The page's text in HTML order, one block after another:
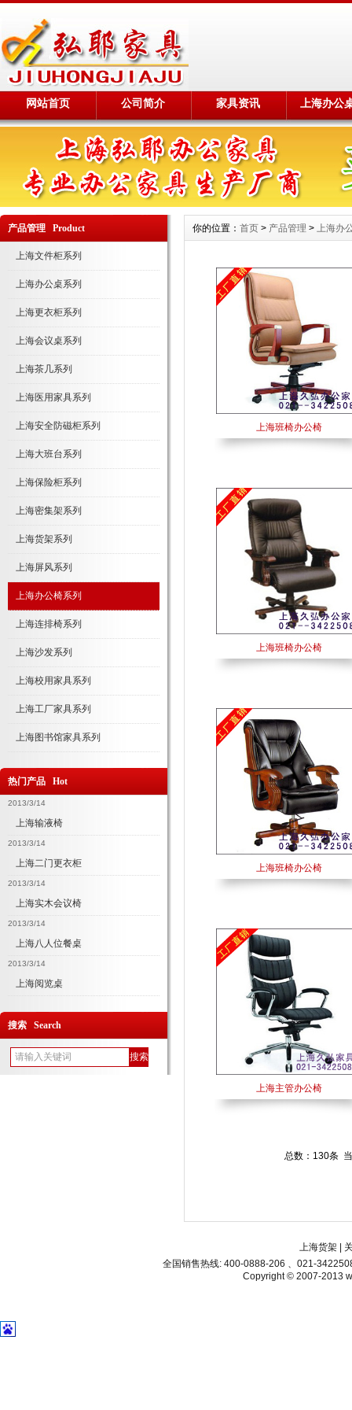
网站首页 公司简介 家具资讯 上海办公
产品管理 Product
上海文件柜系列
上海办公桌系列
上海更衣柜系列
上海会议桌系列
上海茶几系列
上海医用家具系列
上海安全防磁柜系列
上海大班台系列
上海保险柜系列
上海密集架系列
上海货架系列
上海屏风系列
上海办公椅系列
上海连排椅系列
上海沙发系列
上海校用家具系列
上海工厂家具系列
上海图书馆家具系列
热门产品 Hot
2013/3/14
上海输液椅
2013/3/14
上海二门更衣柜
2013/3/14
上海实木会议椅
2013/3/14
上海八人位餐桌
2013/3/14
上海阅览桌
搜索 Search
你的位置： 首页 > 产品管理 > 上海办
上海班椅办公椅
上海班椅办公椅
上海班椅办公椅
上海主管办公椅
总数：130条
上海货架|
全国销售热线: 400-0888-206 、021-
Copyright © 2007-2013